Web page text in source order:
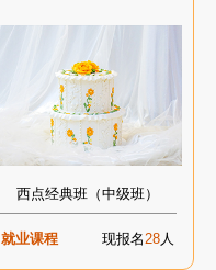
西点经典班（中级班）
就业课程 现报名28人